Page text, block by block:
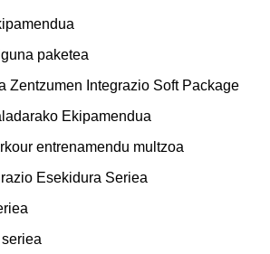
paketea
Zentzumen Integrazio Soft Package
Ekipamendua
entrenamendu multzoa
Esekidura Seriea